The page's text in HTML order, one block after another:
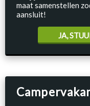
maat samenstellen
aansluit!
JA,